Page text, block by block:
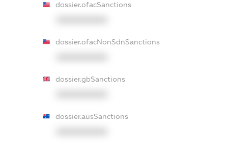
dossier.ofacSanctions
dossier.ofacNonSdnSanctions
dossier.gbSanctions
dossier.ausSanctions